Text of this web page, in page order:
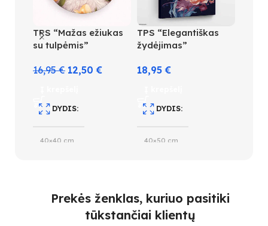
TPS “Mažas ežiukas
su tulpėmis”
16,95€ 12,50€
DYDIS
40×40 cm
TPS “Elegantiškas
žydėjimas”
18,95€
DYDIS
40×50 cm
28
Prekės ženklas, kuriuo pasitiki
tūkstančiai klientų